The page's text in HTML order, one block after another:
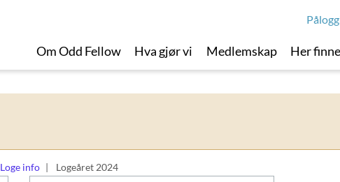
Om Odd Fellow Hva gjør vi Medlemskap Her
Loge info Logeåret 2024